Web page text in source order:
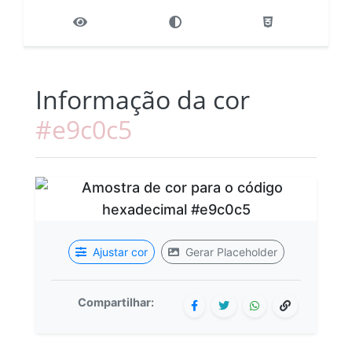
Informação da cor
#e9c0c5
Ajustar cor Gerar Placeholder
Compartilhar: